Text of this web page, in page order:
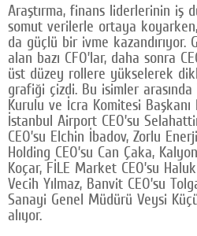
Araştırma, finans liderlerinin iş
somut verilerle ortaya
da güçlü bir ivme kazandırıyor.
alan bazı CFO’lar, daha sonra
üst düzey rollere yükselerek
grafiği çizdi. Bu isimler
Kurulu ve İcra Komitesi
İstanbul Airport CEO’su
CEO’su Elchin İbadov, Zorlu
Holding CEO’su Can Çaka,
Koçar, FİLE Market CEO’su
Vecih Yılmaz, Banvit CEO’su
Sanayi Genel Müdürü Veysi
alıyor.